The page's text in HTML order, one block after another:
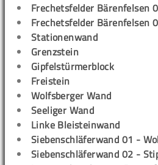
Frechetsfelder Bärenfelsen
Frechetsfelder Bärenfelsen
Stationenwand
Grenzstein
Gipfelstürmerblock
Freistein
Wolfsberger Wand
Seeliger Wand
Linke Bleisteinwand
Siebenschläferwand 01 -
Siebenschläferwand 02 -